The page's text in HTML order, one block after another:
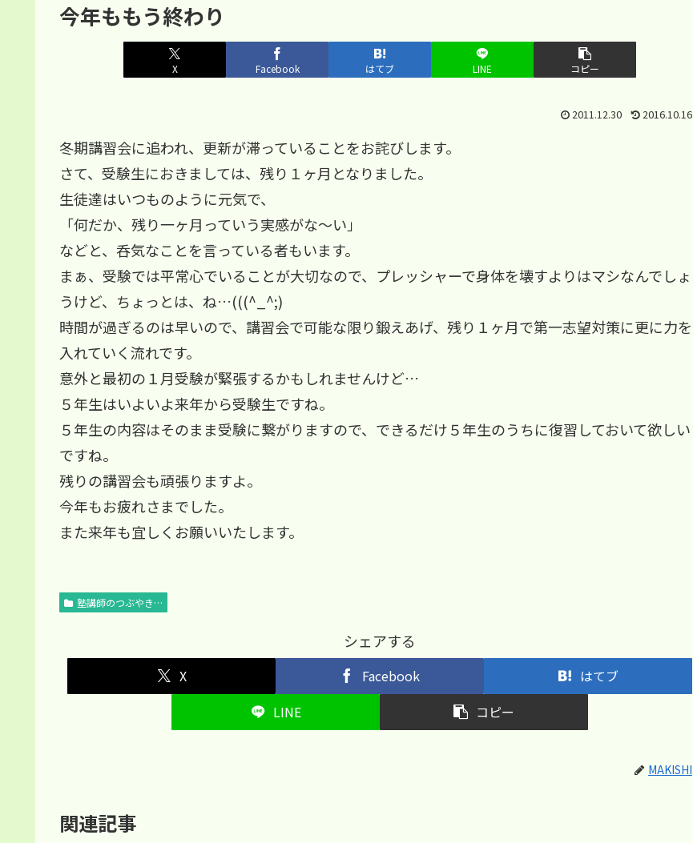
今年ももう終わり
X Facebook はてブ LINE コピー
2011.12.30 2016.10.16
冬期講習会に追われ、更新が滞っていることをお詫びします。
さて、受験生におきましては、残り１ヶ月となりました。
生徒達はいつものように元気で、
「何だか、残り一ヶ月っていう実感がな～い」
などと、呑気なことを言っている者もいます。
まぁ、受験では平常心でいることが大切なので、プレッシャーで身体を壊すよりはマシなんでしょ
うけど、ちょっとは、ね…(((^_^;)
時間が過ぎるのは早いので、講習会で可能な限り鍛えあげ、残り１ヶ月で第一志望対策に更に力を
入れていく流れです。
意外と最初の１月受験が緊張するかもしれませんけど…
５年生はいよいよ来年から受験生ですね。
５年生の内容はそのまま受験に繋がりますので、できるだけ５年生のうちに復習しておいて欲しい
ですね。
残りの講習会も頑張りますよ。
今年もお疲れさまでした。
また来年も宜しくお願いいたします。
塾講師のつぶやき…
シェアする
X Facebook
はてブ
LINE
コピー
MAKISHI
関連記事